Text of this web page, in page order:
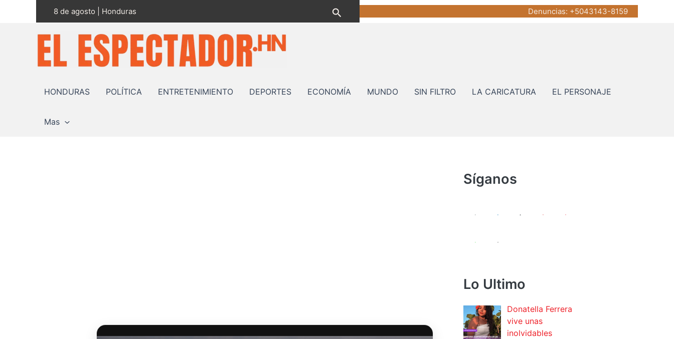
8 de agosto | Honduras Buscar Denuncias: +5043143-8159
HONDURAS POLÍTICA ENTRETENIMIENTO DEPORTES ECONOMÍA MUNDO SIN FILTRO LA CARICATURA EL PERSONAJE
Mas
Síganos
Lo Ultimo
Donatella Ferrera
vive unas
inolvidables